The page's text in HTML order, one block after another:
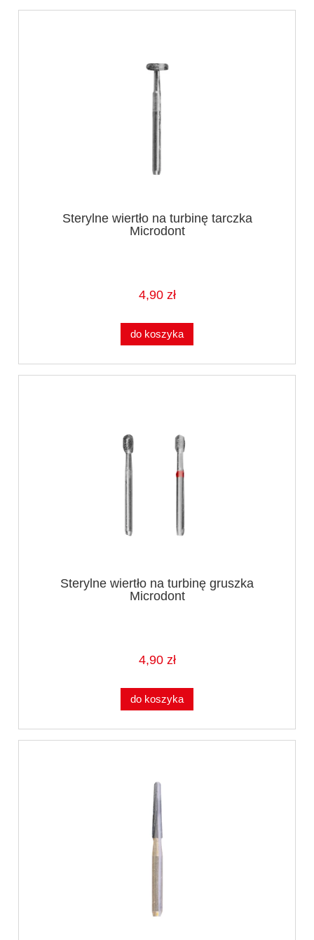
Sterylne wiertło na turbinę tarczka
Microdont
4,90 zł
do koszyka
Sterylne wiertło na turbinę gruszka
Microdont
4,90 zł
do koszyka